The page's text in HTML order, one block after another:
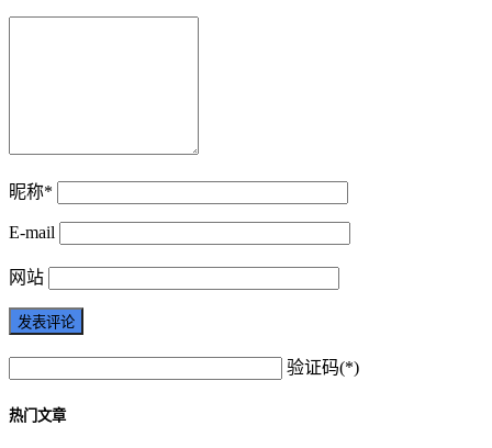
昵称*
E-mail
网站
验证码(*)
热门文章